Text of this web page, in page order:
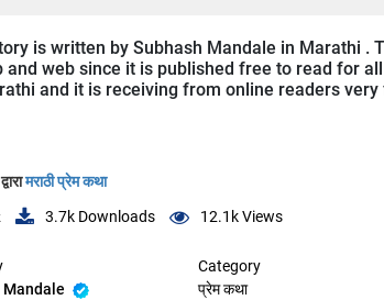
is written by Subhash Mandale in Marathi .
web since it is published free to read for
and it is receiving from online readers
द्वारामराठी प्रेम कथा
3.7k Downloads 12.1kViews
Mandale
Category
प्रेम कथा